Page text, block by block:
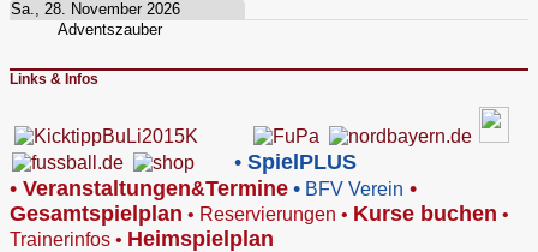
Sa., 28. November 2026
Adventszauber
Links & Infos
• SpielPLUS
• Veranstaltungen&Termine • BFV Verein •
Gesamtspielplan • Reservierungen • Kurse buchen •
Trainerinfos • Heimspielplan